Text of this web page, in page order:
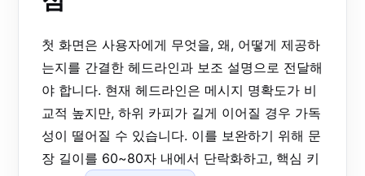
첫 화면은 사용자에게 무엇을, 왜, 어떻게 제공하
는지를 간결한 헤드라인과 보조 설명으로 전달해
야 합니다. 현재 헤드라인은 메시지 명확도가 비
교적 높지만, 하위 카피가 길게 이어질 경우 가독
성이 떨어질 수 있습니다. 이를 보완하기 위해 문
장 길이를 60~80자 내에서 단락화하고, 핵심 키